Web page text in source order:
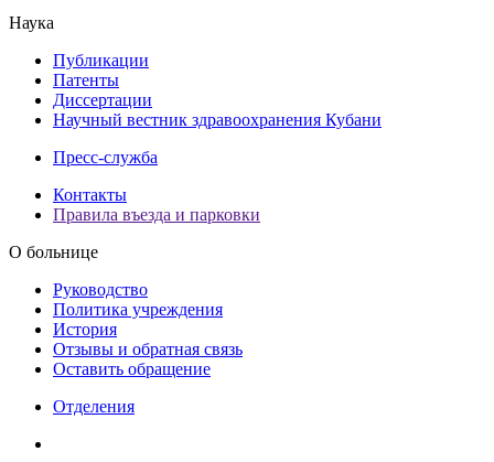
Наука
Публикации
Патенты
Диссертации
Научный вестник здравоохранения Кубани
Пресс-служба
Контакты
Правила въезда и парковки
О больнице
Руководство
Политика учреждения
История
Отзывы и обратная связь
Оставить обращение
Отделения